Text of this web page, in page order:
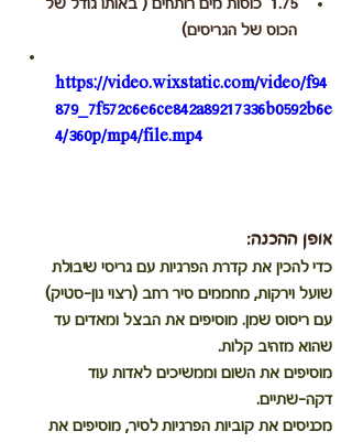
הכוס של הגריסים)
https://video.wixstatic.com/video/f94
879_7f572c6e6ce842a89217336b0592b6e
4/360p/mp4/file.mp4
אופן ההכנה:
כדי להכין את קדרת הפרגיות עם גריסי שיבולת
שועל וירקות, מחממים סיר רחב (רצוי נון-סטיק)
עם ריסוס שמן. מוסיפים את הבצל ומאדים עד
שהוא מזהיב קלות.
מוסיפים את השום וממשיכים לאדות עוד
דקה-שתיים.
מכניסים את קוביות הפרגיות לסיר, מוסיפים את